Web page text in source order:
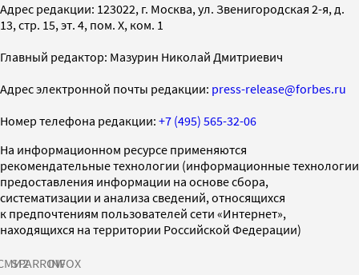
Адрес редакции: 123022, г. Москва, ул. Звенигородская 2-я, д.
13, стр. 15, эт. 4, пом. X, ком. 1
Главный редактор: Мазурин Николай Дмитриевич
Адрес электронной почты редакции: press-release@forbes.ru
Номер телефона редакции: +7 (495) 565-32-06
На информационном ресурсе применяются
рекомендательные технологии (информационные технологии
предоставления информации на основе сбора,
систематизации и анализа сведений, относящихся
к предпочтениям пользователей сети «Интернет»,
находящихся на территории Российской Федерации)
SPARROWINFOX